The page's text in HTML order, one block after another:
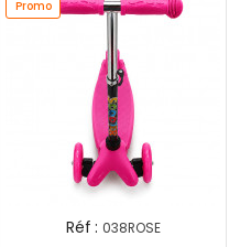
Promo
Réf : 038ROSE